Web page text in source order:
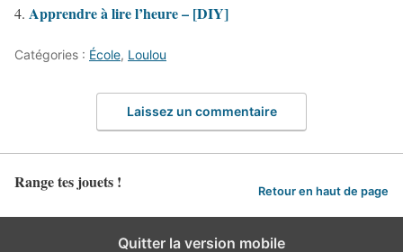
Apprendre à lire l’heure – [DIY]
Catégories : École, Loulou
Laissez un commentaire
Range tes jouets ! Retour en haut de page
Quitter la version mobile